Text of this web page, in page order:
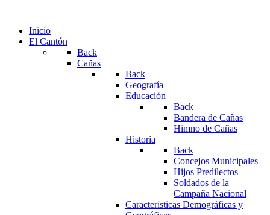
Inicio
El Cantón
Back
Cañas
Back
Geografía
Educación
Back
Bandera de Cañas
Himno de Cañas
Historia
Back
Concejos Municipales
Hijos Predilectos
Soldados de la
Campaña Nacional
Características Demográficas y